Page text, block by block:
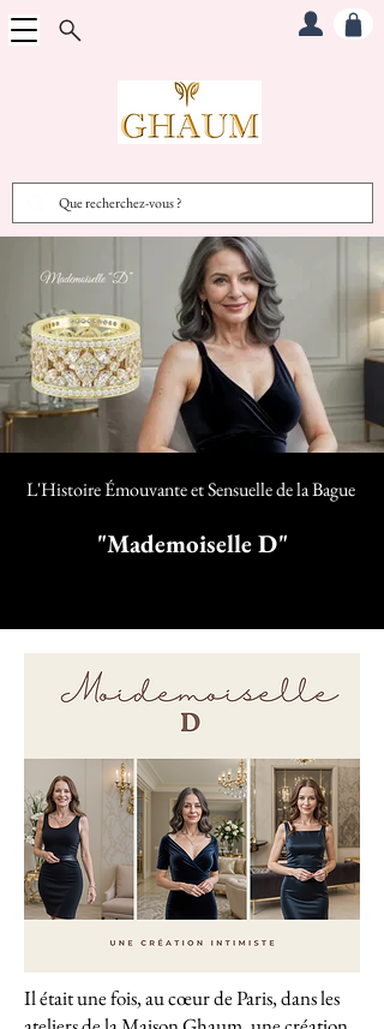
L'Histoire Émouvante et Sensuelle de la Bague
"Mademoiselle D"
Il était une fois, au cœur de Paris, dans les